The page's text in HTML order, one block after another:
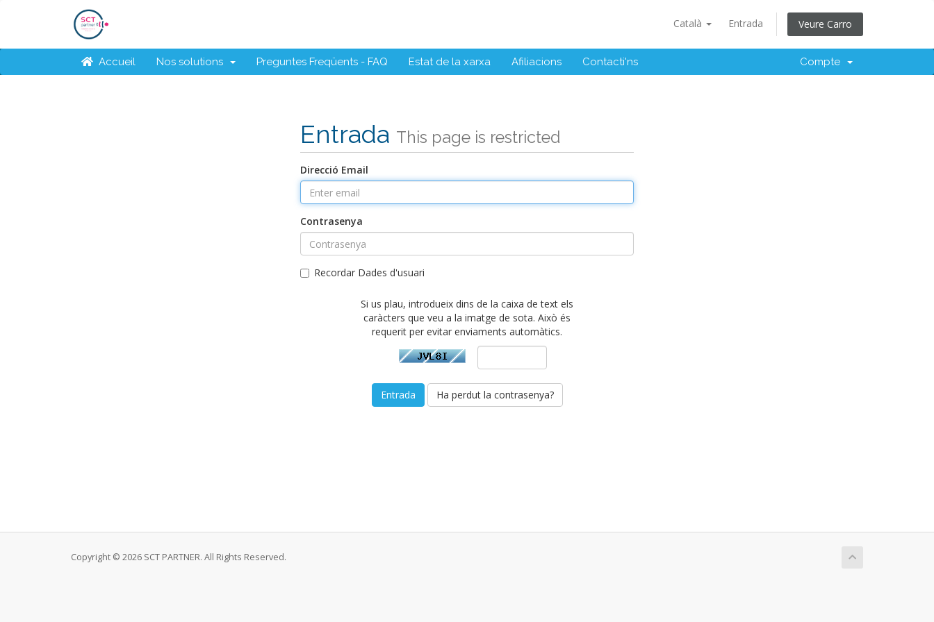
Català Entrada Veure Carro
Accueil Nos solutions Preguntes Freqüents - FAQ Estat de la xarxa Afiliacions Contacti'ns Compte
Entrada This page is restricted
Direcció Email
Contrasenya
Recordar Dades d'usuari
Si us plau, introdueix dins de la caixa de text els
caràcters que veu a la imatge de sota. Això és
requerit per evitar enviaments automàtics.
Ha perdut la contrasenya?
Copyright © 2026 SCT PARTNER. All Rights Reserved.